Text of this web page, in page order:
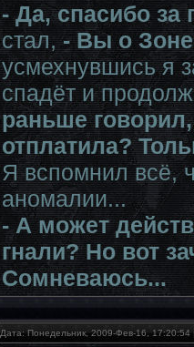
- Да, спасибо
стал,- Вы о
усмехнувшись я
спадёт и
раньше
отплатила?
Я вспомнил всё,
аномалии...
- А может
гнали? Но вот
Сомневаюсь...
Дата: Понедельник, 2009-Фев-16,